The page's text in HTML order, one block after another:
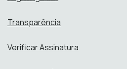
Transparência
Verificar Assinatura